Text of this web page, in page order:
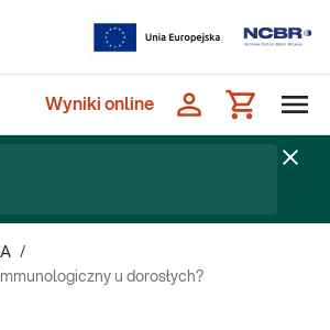
Wyniki online
/
u dorosłych?